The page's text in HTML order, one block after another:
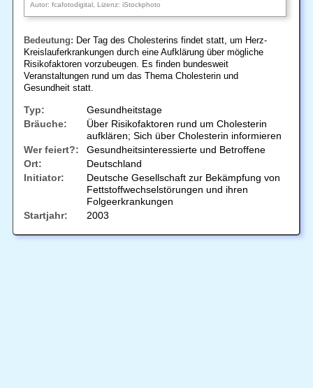
Autor: fcafotodigital, Lizenz: iStockphoto
Bedeutung: Der Tag des Cholesterins findet statt, um Herz-
Kreislauferkrankungen durch eine Aufklärung über mögliche
Risikofaktoren vorzubeugen. Es finden bundesweit
Veranstaltungen rund um das Thema Cholesterin und
Gesundheit statt.
Typ:
Gesundheitstage
Bräuche:
Über Risikofaktoren rund um Cholesterin
aufklären; Sich über Cholesterin informieren
Wer feiert?:
Gesundheitsinteressierte und Betroffene
Ort:
Deutschland
Initiator:
Deutsche Gesellschaft zur Bekämpfung von
Fettstoffwechselstörungen und ihren
Folgeerkrankungen
Startjahr:
2003